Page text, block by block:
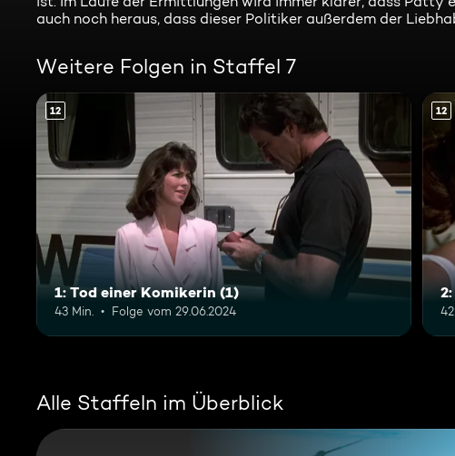
auch noch heraus, dass dieser Politiker außerdem der
Weitere Folgen in Staffel 7
12
1: Tod einer Komikerin (1)
43 Min. Folge vom 29.06.2024
12
Alle Staffeln im Überblick